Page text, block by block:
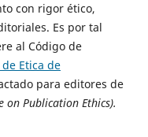
con rigor ético,
Es por tal
al Código de
Etica de
para editores de
on Publication Ethics).